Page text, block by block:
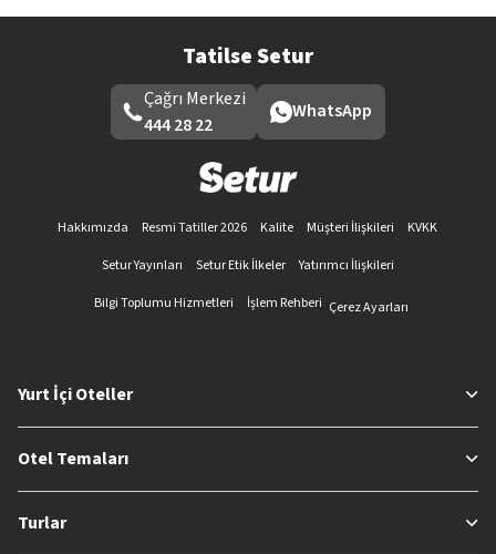
Tatilse Setur
Çağrı Merkezi
444 28 22
WhatsApp
Hakkımızda Resmi Tatiller 2026 Kalite Müşteri İlişkileri
KVKK
Setur Yayınları
Setur Etik İlkeler
Yatırımcı İlişkileri
Bilgi Toplumu Hizmetleri
İşlem Rehberi Çerez Ayarları
Yurt İçi Oteller
Otel Temaları
Turlar